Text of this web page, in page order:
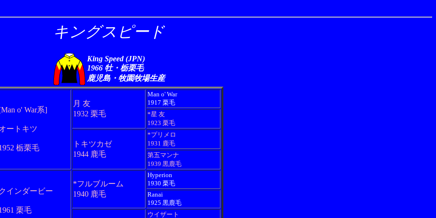
キングスピード
King Speed (JPN)
1966 牡・栃栗毛
鹿児島・牧園牧場生産
o' War系]
ートキツ
栃栗毛
月 友
1932 栗毛
Man o' War
1917 栗毛
*星 友
1923 栗毛
トキツカゼ
1944 鹿毛
*プリメロ
1931 鹿毛
第五マンナ
1939 黒鹿毛
インダービー
栗毛
*フルブルーム
1940 鹿毛
Hyperion
1930 栗毛
Ranai
1925 黒鹿毛
ウイザート